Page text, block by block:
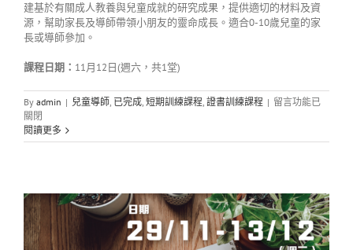
建基於有關成人教養與兒童成就的研究成果，提供適切的材料及資
源，幫助家長及導師帶領小朋友的靈命成長。適合0-10歲兒童的家
長或導師參加。
課程日期： 11月12日(週六，共1堂)
By admin | 兒童導師, 已完成, 短期訓練課程, 證書訓練課程 | 在
手
靈
程
步
步
留言功能已
關閉
閱讀更多